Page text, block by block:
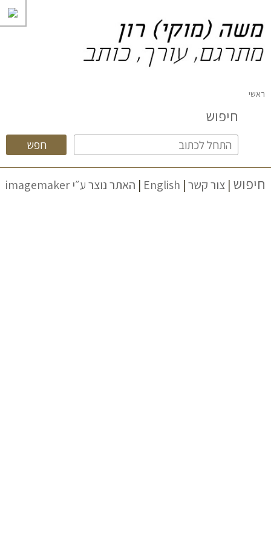
ראשי
חיפוש
חיפוש | צור קשר|
English
| האתר נוצר ע״י imagemaker